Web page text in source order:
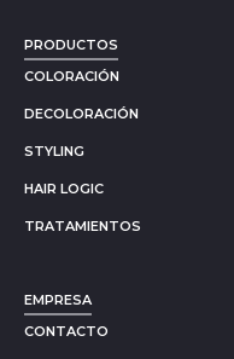
PRODUCTOS
COLORACIÓN
DECOLORACIÓN
STYLING
HAIR LOGIC
TRATAMIENTOS
EMPRESA
CONTACTO